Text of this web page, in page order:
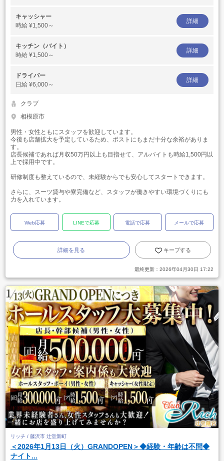
キャッシャー
時給 ¥1,500～
詳細
キッチン（バイト）
時給 ¥1,500～
詳細
ドライバー
日給 ¥6,000～
詳細
クラブ
相模原市
男性・女性ともにスタッフを歓迎しています。
今後も店舗拡大を予定しているため、ポストにもまだ十分な余裕がありま
す。
店長候補であれば月収50万円以上も目指せて、アルバイトも時給1,500円以
上で採用中です。
研修制度も整えているので、未経験からでも安心してスタートできます。
さらに、スーツ貸与や寮完備など、スタッフが働きやすい環境づくりにも
力を入れています。
Web応募 LINEで応募 電話で応募 メールで応募
詳細を見る キープする
最終更新： 2026年04月30日 17:22
リッチ / 藤沢市 辻堂新町
＜2026年1月13日（火）GRANDOPEN＞◆経験・年齢は不問◆
ナイト...